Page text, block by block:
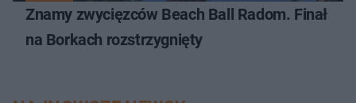
Znamy zwycięzców Beach Ball Radom. Finał
na Borkach rozstrzygnięty